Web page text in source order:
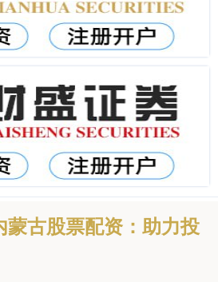
蒙古股票配资：助力投